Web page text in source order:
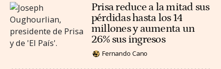
Prisa reduce a la mitad sus
pérdidas hasta los 14
millones y aumenta un
26% sus ingresos
Fernando Cano